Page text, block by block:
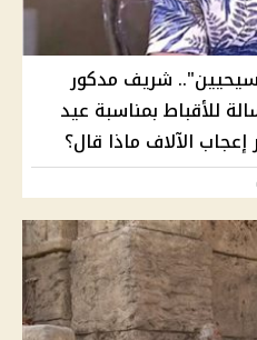
شريف مدكور
للأقباط بمناسبة عيد
إعجاب الآلاف ماذا قال؟